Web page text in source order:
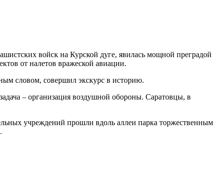
войск на Курской дуге, явилась мощной преградой
от налетов вражеской авиации.
словом, совершил экскурс в историю.
– организация воздушной обороны. Саратовцы, в
учреждений прошли вдоль аллеи парка торжественным